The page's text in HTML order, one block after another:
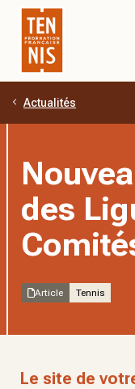
Aller au contenu
Actualités
des
Article Tennis
Le site de